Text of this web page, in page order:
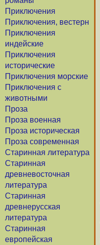
Приключения
Приключения, вестерн
Приключения
индейские
Приключения
исторические
Приключения морские
Приключения с
животными
Проза
Проза военная
Проза историческая
Проза современная
Старинная литература
Старинная
древневосточная
литература
Старинная
древнерусская
литература
Старинная
европейская